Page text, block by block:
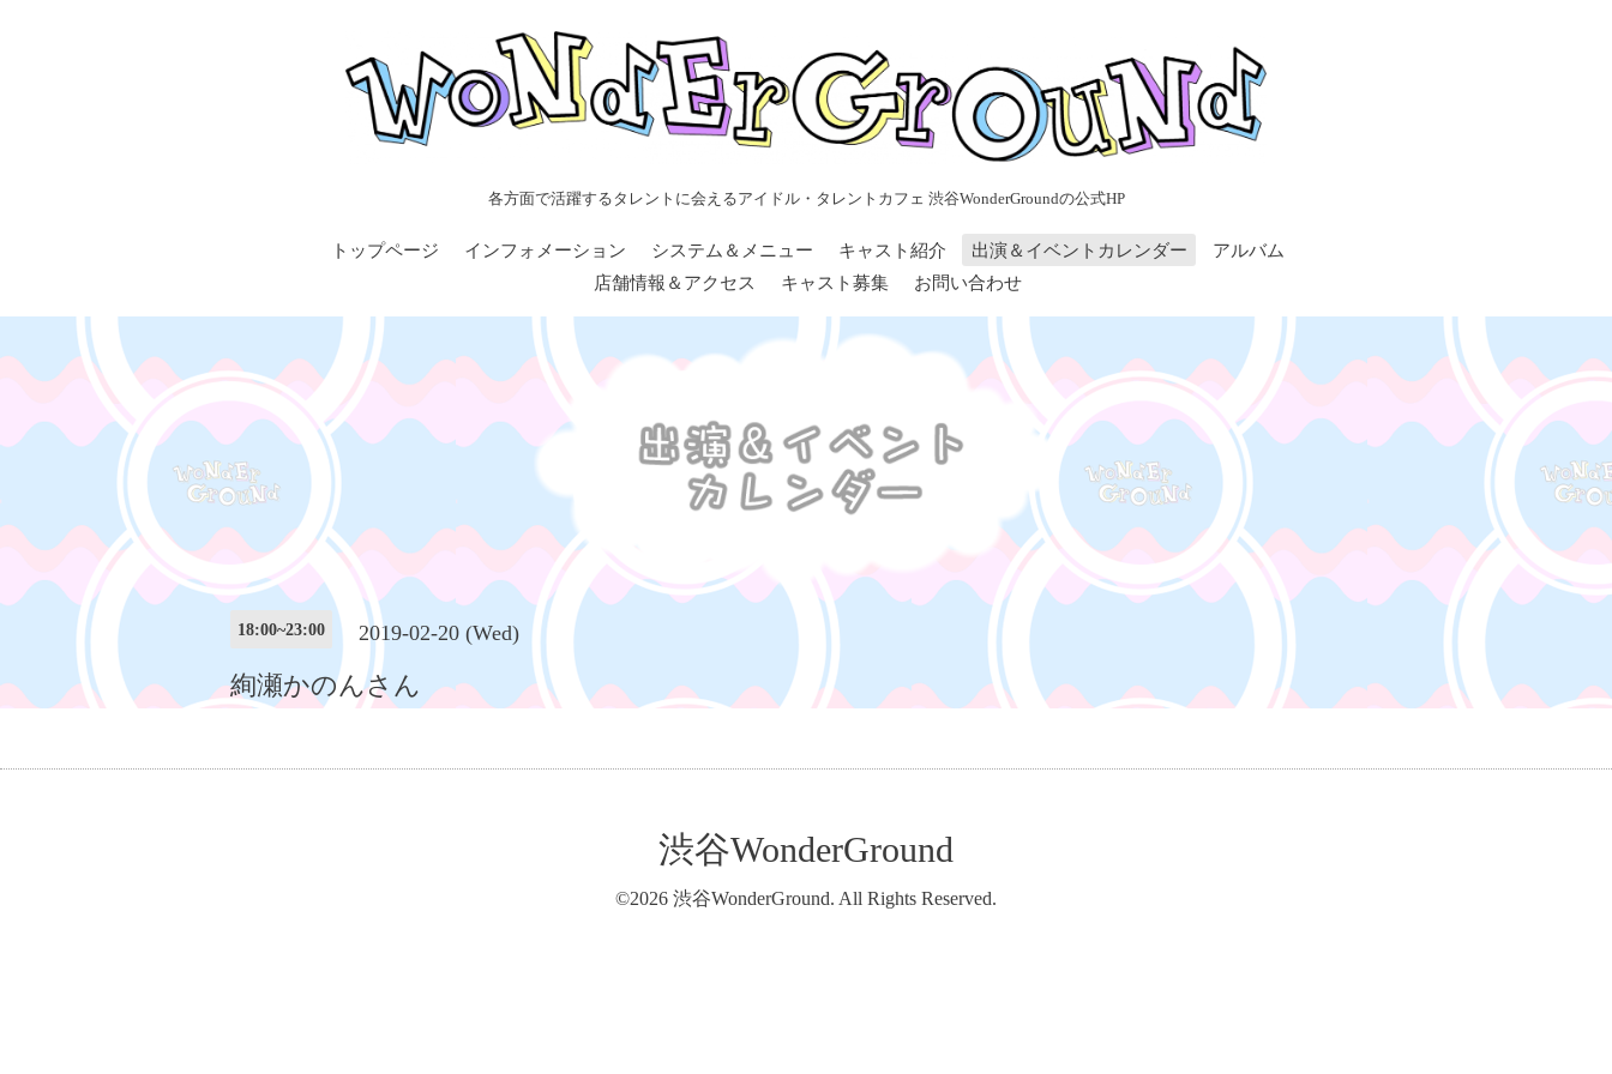
各方面で活躍するタレントに会えるアイドル・タレントカフェ 渋谷WonderGroundの公式HP
トップページ インフォメーション システム＆メニュー キャスト紹介 出演＆イベントカレンダー
アルバム
店舗情報＆アクセス
キャスト募集 お問い合わせ
18:00~23:00 2019-02-20 (Wed)
絢瀬かのんさん
渋谷WonderGround
©2026 渋谷WonderGround. All Rights Reserved.